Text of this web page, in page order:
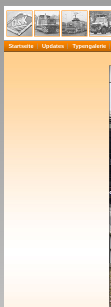
Startseite Updates Typengalerie